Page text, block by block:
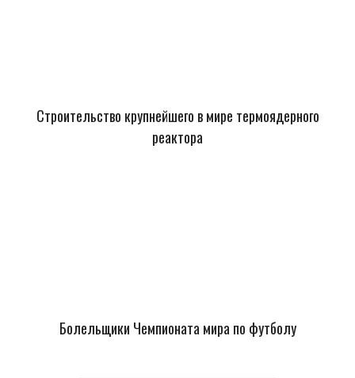
Строительство крупнейшего в мире термоядерного
реактора
Болельщики Чемпионата мира по футболу